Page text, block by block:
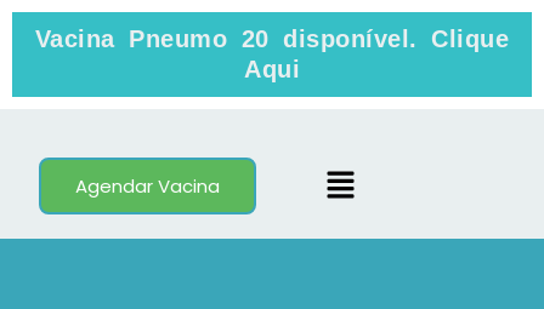
Skip
Vacina Pneumo 20 disponível. Clique
Aqui
Agendar Vacina Menu